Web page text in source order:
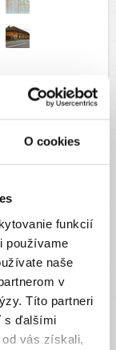
O cookies
funkcií
používame
naše
v
Títo partneri
s ďalšími
vás získali,
a banky nám požičať
rozvoj